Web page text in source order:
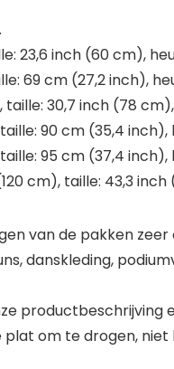
23,6 inch (60 cm),
69 cm (27,2 inch),
30,7 inch (78
90 cm (35,4
95 cm (37,4 inch),
cm), taille: 43,3
van de pakken
danskleding,
productbeschrijving
om te drogen,